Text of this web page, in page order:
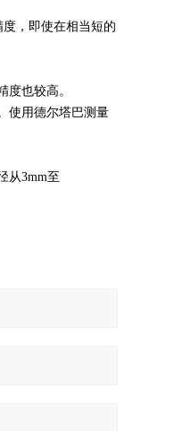
，即使在相当短的
也较高。
使用德尔塔巴测量
从3mm至